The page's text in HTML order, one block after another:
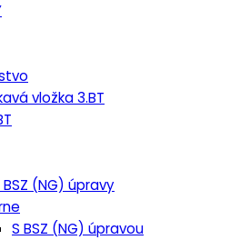
vložka 3.BT
BSZ (NG) úpravy
S BSZ (NG) úpravou